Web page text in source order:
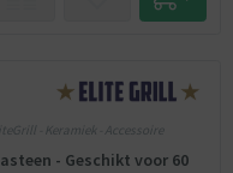
- Keramiek - Accessoire
- Geschikt voor 60